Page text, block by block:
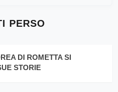
PERSO
DI ROMETTA SI
STORIE